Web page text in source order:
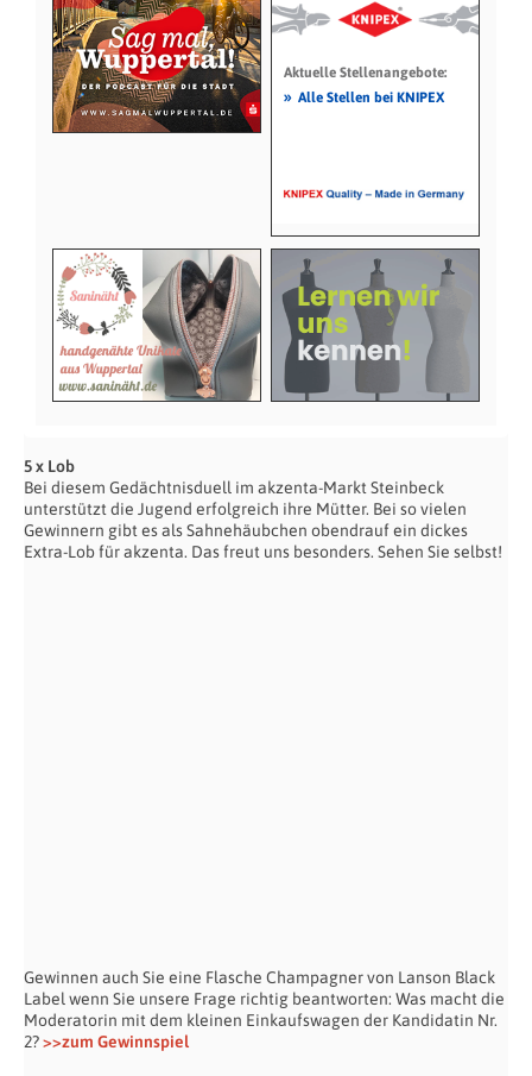
Aktuelle Stellenangebote:
» Alle Stellen bei KNIPEX
5 x Lob
Bei diesem Gedächtnisduell im akzenta-Markt Steinbeck
unterstützt die Jugend erfolgreich ihre Mütter. Bei so vielen
Gewinnern gibt es als Sahnehäubchen obendrauf ein dickes
Extra-Lob für akzenta. Das freut uns besonders. Sehen Sie selbst!
Gewinnen auch Sie eine Flasche Champagner von Lanson Black
Label wenn Sie unsere Frage richtig beantworten: Was macht die
Moderatorin mit dem kleinen Einkaufswagen der Kandidatin Nr.
2?>>zum Gewinnspiel